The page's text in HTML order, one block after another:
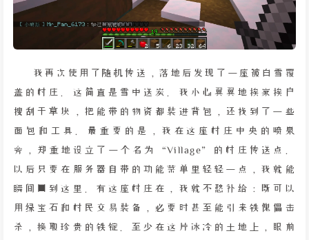
我再次使用了随机传送，落地后发现了一座被白雪覆
盖的村庄。这简直是雪中送炭。我小心翼翼地挨家挨户
搜刮干草块，把能带的物资都装进背包，还找到了一些
面包和工具。最重要的是，我在这座村庄中央的喷泉
旁，郑重地设立了一个名为“Village”的村庄传送点。
以后只要在服务器自带的功能菜单里轻轻一点，我就能
瞬间回到这里。有这座村庄在，我就不愁补给：既可以
用绿宝石和村民交易装备，必要时甚至能引来铁傀儡击
杀，换取珍贵的铁锭。至少在这片冰冷的土地上，眼前